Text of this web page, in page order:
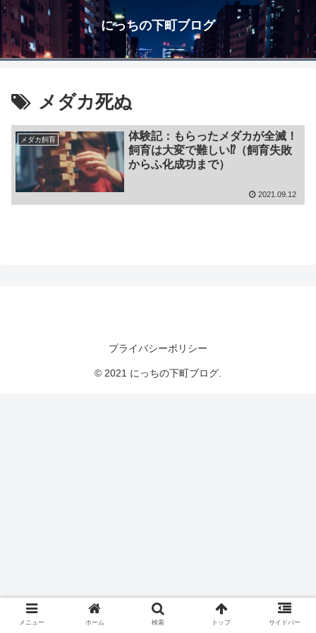
にっちの下町ブログ
メダカ死ぬ
メダカ飼育
体験記：もらったメダカが全滅！
飼育は大変で難しい⁉（飼育失敗
からふ化成功まで）
2021.09.12
プライバシーポリシー
© 2021 にっちの下町ブログ.
メニュー ホーム 検索 トップ サイドバー